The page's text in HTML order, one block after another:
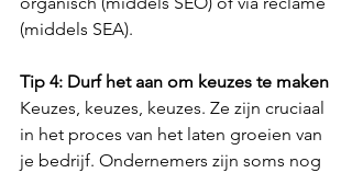
(middels SEA).
Tip 4: Durf het aan om keuzes te maken
Keuzes, keuzes, keuzes. Ze zijn cruciaal
in het proces van het laten groeien van
je bedrijf. Ondernemers zijn soms nog